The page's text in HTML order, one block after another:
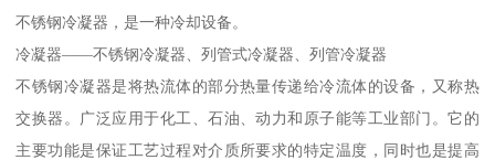
不锈钢冷凝器，是一种冷却设备。
冷凝器——不锈钢冷凝器、列管式冷凝器、列管冷凝器
不锈钢冷凝器是将热流体的部分热量传递给冷流体的设备，又称热
交换器。广泛应用于化工、石油、动力和原子能等工业部门。它的
主要功能是保证工艺过程对介质所要求的特定温度，同时也是提高